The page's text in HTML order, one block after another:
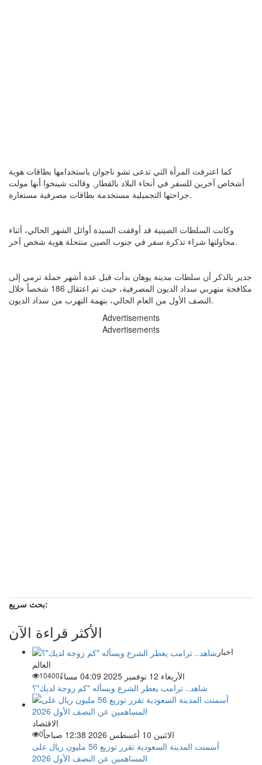
كما اعترفت المرأة التي تدعى تشو ناجوان باستخدامها بطاقات هوية
أشخاص آخرين للسفر في أنحاء البلاد بالقطار. وقالت شينخوا أنها مولت
جراحتها التجميلية مستخدمة بطاقات مصرفية مستعارة.
وكانت السلطات الصينية قد أوقفت السيدة أوائل الشهر الحالي، أثناء
محاولتها شراء تذكرة سفر في جنوب الصين منتحلة هوية شخص آخر.
جدير بالذكر أن سلطات مدينة يوهان بدأت قبل عدة أشهر حملة ترمي إلى
مكافحة متهربي سداد الديون المصرفية، حيث تم اعتقال 186 شخصاً خلال
النصف الأول من العام الحالي، بتهمة التهرب من سداد الديون.
Advertisements
Advertisements
بحث سريع:
الأكثر قراءة الآن
اخبار
العالم
الأربعاء 12 نوفمبر 2025 04:09 مساءً
10400
شاهد.. ترامب يعطر الشرع ويسأله "كم زوجة لديك"؟
الاقتصاد
الاثنين 10 أغسطس 2026 12:38 صباحاً
0
أسمنت المدينة السعودية تقرر توزيع 56 مليون ريال على
المساهمين عن النصف الأول 2026